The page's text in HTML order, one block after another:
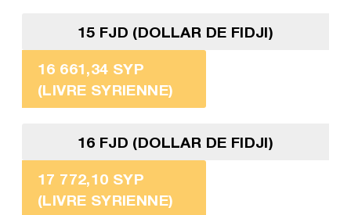
15 FJD (DOLLAR DE FIDJI)
16 661,34 SYP
(LIVRE SYRIENNE)
16 FJD (DOLLAR DE FIDJI)
17 772,10 SYP
(LIVRE SYRIENNE)